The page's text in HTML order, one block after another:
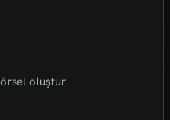
oluştur